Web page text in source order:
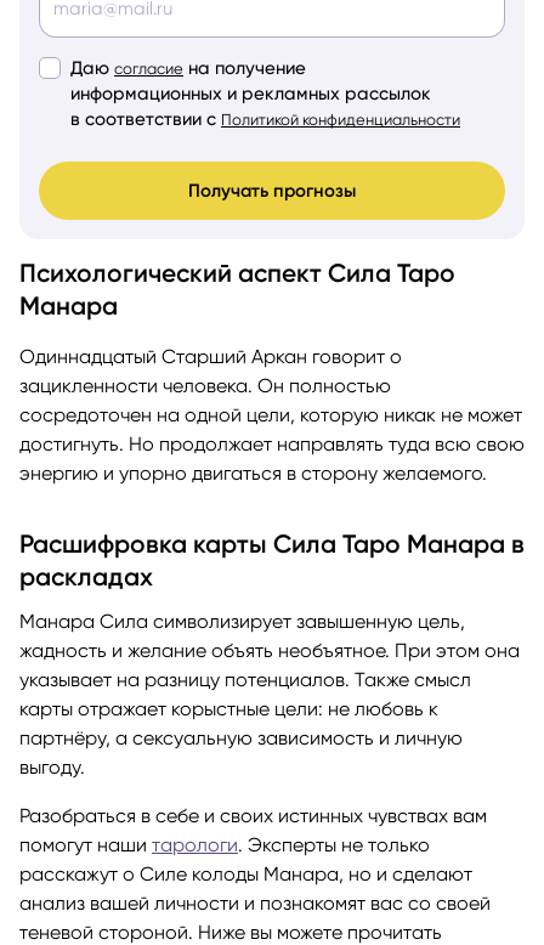
Даю согласие на получение
информационных и рекламных рассылок
в соответствии с Политикой конфиденциальности
Получать прогнозы
Психологический аспект Сила Таро
Манара
Одиннадцатый Старший Аркан говорит о
зацикленности человека. Он полностью
сосредоточен на одной цели, которую никак не может
достигнуть. Но продолжает направлять туда всю свою
энергию и упорно двигаться в сторону желаемого.
Расшифровка карты Сила Таро Манара в
раскладах
Манара Сила символизирует завышенную цель,
жадность и желание объять необъятное. При этом она
указывает на разницу потенциалов. Также смысл
карты отражает корыстные цели: не любовь к
партнёру, а сексуальную зависимость и личную
выгоду.
Разобраться в себе и своих истинных чувствах вам
помогут наши тарологи. Эксперты не только
расскажут о Силе колоды Манара, но и сделают
анализ вашей личности и познакомят вас со своей
теневой стороной. Ниже вы можете прочитать